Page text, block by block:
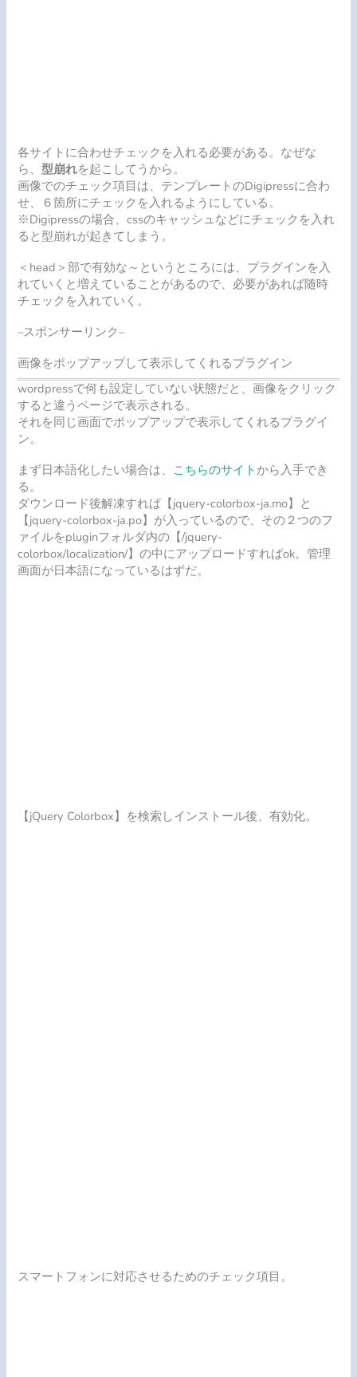
各サイトに合わせチェックを入れる必要がある。なぜな
ら、型崩れを起こしてうから。
画像でのチェック項目は、テンプレートのDigipressに合わ
せ、６箇所にチェックを入れるようにしている。
※Digipressの場合、cssのキャッシュなどにチェックを入れ
ると型崩れが起きてしまう。
＜head＞部で有効な～というところには、プラグインを入
れていくと増えていることがあるので、必要があれば随時
チェックを入れていく。
–スポンサーリンク–
画像をポップアップして表示してくれるプラグイン
wordpressで何も設定していない状態だと、画像をクリック
すると違うページで表示される。
それを同じ画面でポップアップで表示してくれるプラグイ
ン。
まず日本語化したい場合は、 こちらのサイト から入手でき
る。
ダウンロード後解凍すれば【jquery-colorbox-ja.mo】と
【jquery-colorbox-ja.po】が入っているので、その２つのフ
ァイルをpluginフォルダ内の【/jquery-
colorbox/localization/】の中にアップロードすればok。管理
画面が日本語になっているはずだ。
【jQuery Colorbox】を検索しインストール後、有効化。
スマートフォンに対応させるためのチェック項目。